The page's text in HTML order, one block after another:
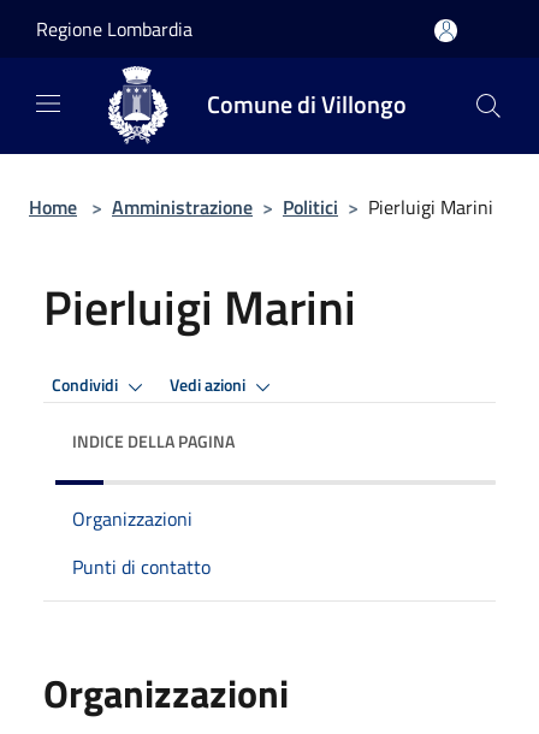
Regione Lombardia
Comune di Villongo
Home > Amministrazione > Politici > Pierluigi Marini
Pierluigi Marini
Condividi Vedi azioni
INDICE DELLA PAGINA
Organizzazioni
Punti di contatto
Organizzazioni